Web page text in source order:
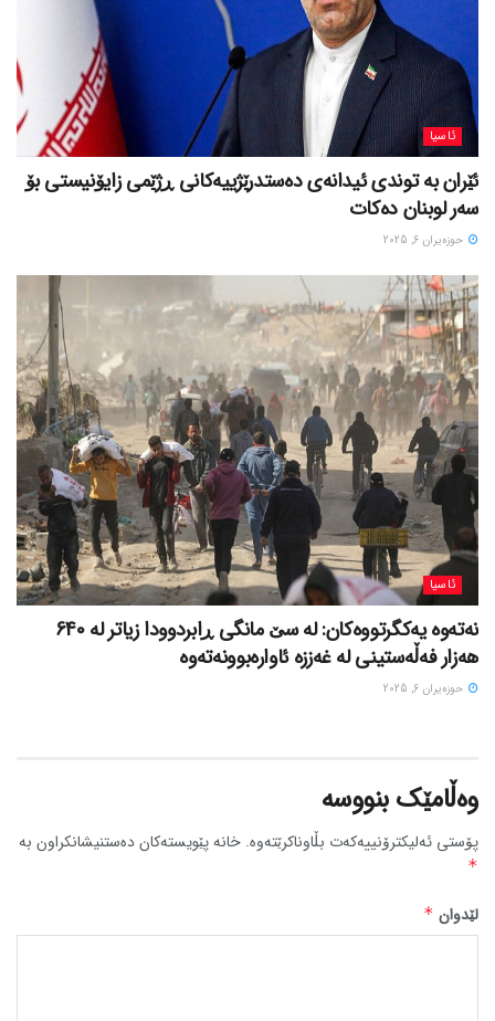
ئاسیا
ئێران بە توندی ئیدانەی دەستدرێژییەکانی ڕژێمی زایۆنیستی بۆ
سەر لوبنان دەکات
حوزه‌یران 6, 2025
ئاسیا
نەتەوە یەکگرتووەکان: لە سێ مانگی ڕابردوودا زیاتر لە 640
هەزار فەڵەستینی لە غەززە ئاوارەبوونەتەوە
حوزه‌یران 6, 2025
وەڵامێک بنووسە
پۆستی ئەلیکترۆنییەکەت بڵاوناکرێتەوە. خانە پێویستەکان دەستنیشانکراون بە
*
لێدوان *